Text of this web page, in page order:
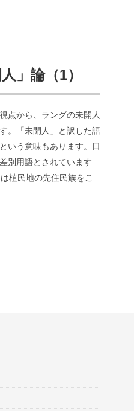
」論（1）
点から、ラングの未開人
。「未開人」と訳した語
いう意味もあります。日
別用語とされています
植民地の先住民族をこ